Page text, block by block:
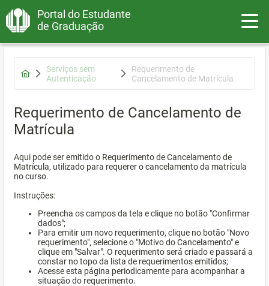
Portal do Estudante
de Graduação
Serviços sem
Autenticação
Requerimento de
Cancelamento de Matrícula
Requerimento de Cancelamento de
Matrícula
Aqui pode ser emitido o Requerimento de Cancelamento de
Matrícula, utilizado para requerer o cancelamento da matrícula
no curso.
Instruções:
Preencha os campos da tela e clique no botão "Confirmar
dados";
Para emitir um novo requerimento, clique no botão "Novo
requerimento", selecione o "Motivo do Cancelamento" e
clique em "Salvar". O requerimento será criado e passará a
constar no topo da lista de requerimentos emitidos;
Acesse esta página periodicamente para acompanhar a
situação do requerimento.